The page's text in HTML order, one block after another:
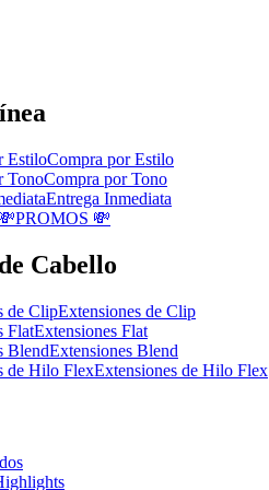
Compra por Estilo
Compra por Tono
Entrega Inmediata
PROMOS 💸
Cabello
Extensiones de Clip
Extensiones Flat
Extensiones Blend
Extensiones de Hilo Flex